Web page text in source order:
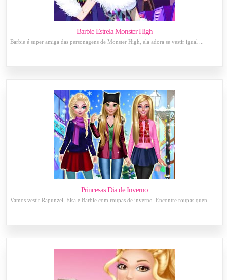
Barbie Estrela Monster High
Barbie é super amiga das personagens de Monster High, ela adora se vestir igual ...
Princesas Dia de Inverno
Vamos vestir Rapunzel, Elsa e Barbie com roupas de inverno. Encontre roupas quen...